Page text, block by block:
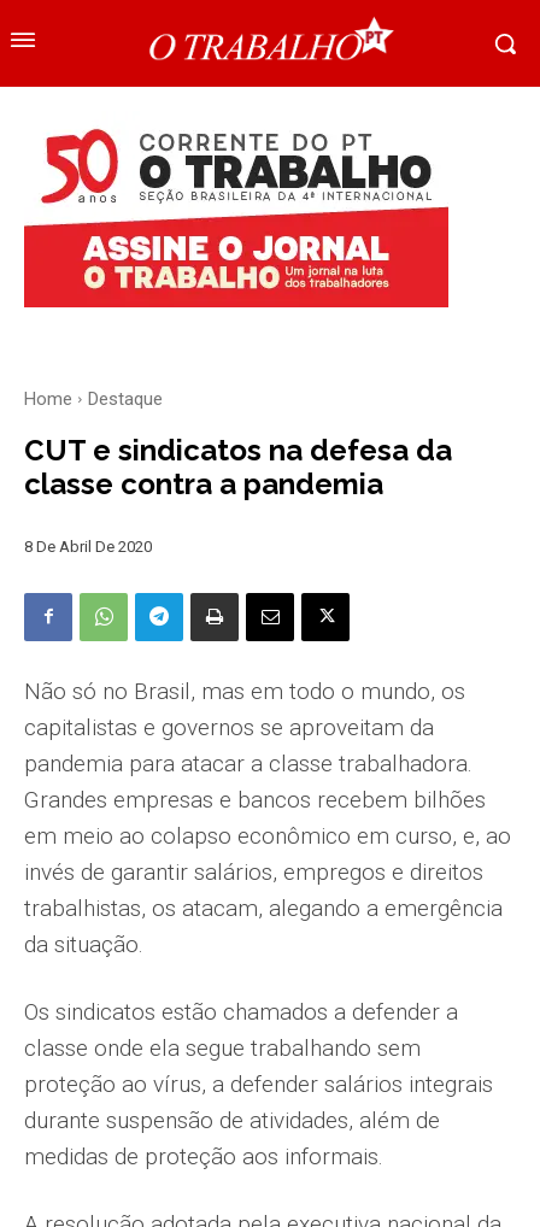
Home Destaque
CUT e sindicatos na defesa da
classe contra a pandemia
8 De Abril De 2020
Não só no Brasil, mas em todo o mundo, os
capitalistas e governos se aproveitam da
pandemia para atacar a classe trabalhadora.
Grandes empresas e bancos recebem bilhões
em meio ao colapso econômico em curso, e, ao
invés de garantir salários, empregos e direitos
trabalhistas, os atacam, alegando a emergência
da situação.
Os sindicatos estão chamados a defender a
classe onde ela segue trabalhando sem
proteção ao vírus, a defender salários integrais
durante suspensão de atividades, além de
medidas de proteção aos informais.